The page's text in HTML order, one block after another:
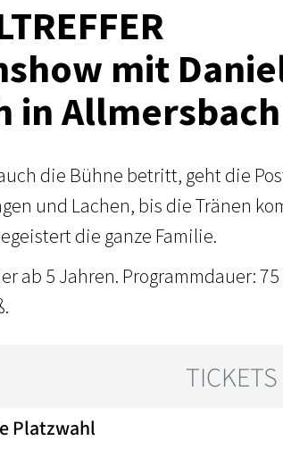
mit
in
die Bühne betritt, geht die
und Lachen, bis die Tränen
die ganze Familie.
ab 5 Jahren. Programmdauer: